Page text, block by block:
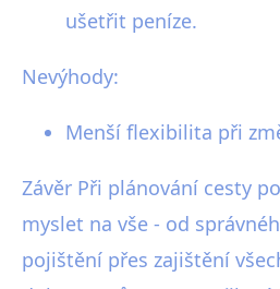
ušetřit peníze.
Nevýhody:
Menší flexibilita při
Závěr Při plánování cesty
myslet na vše - od
pojištění přes zajištění